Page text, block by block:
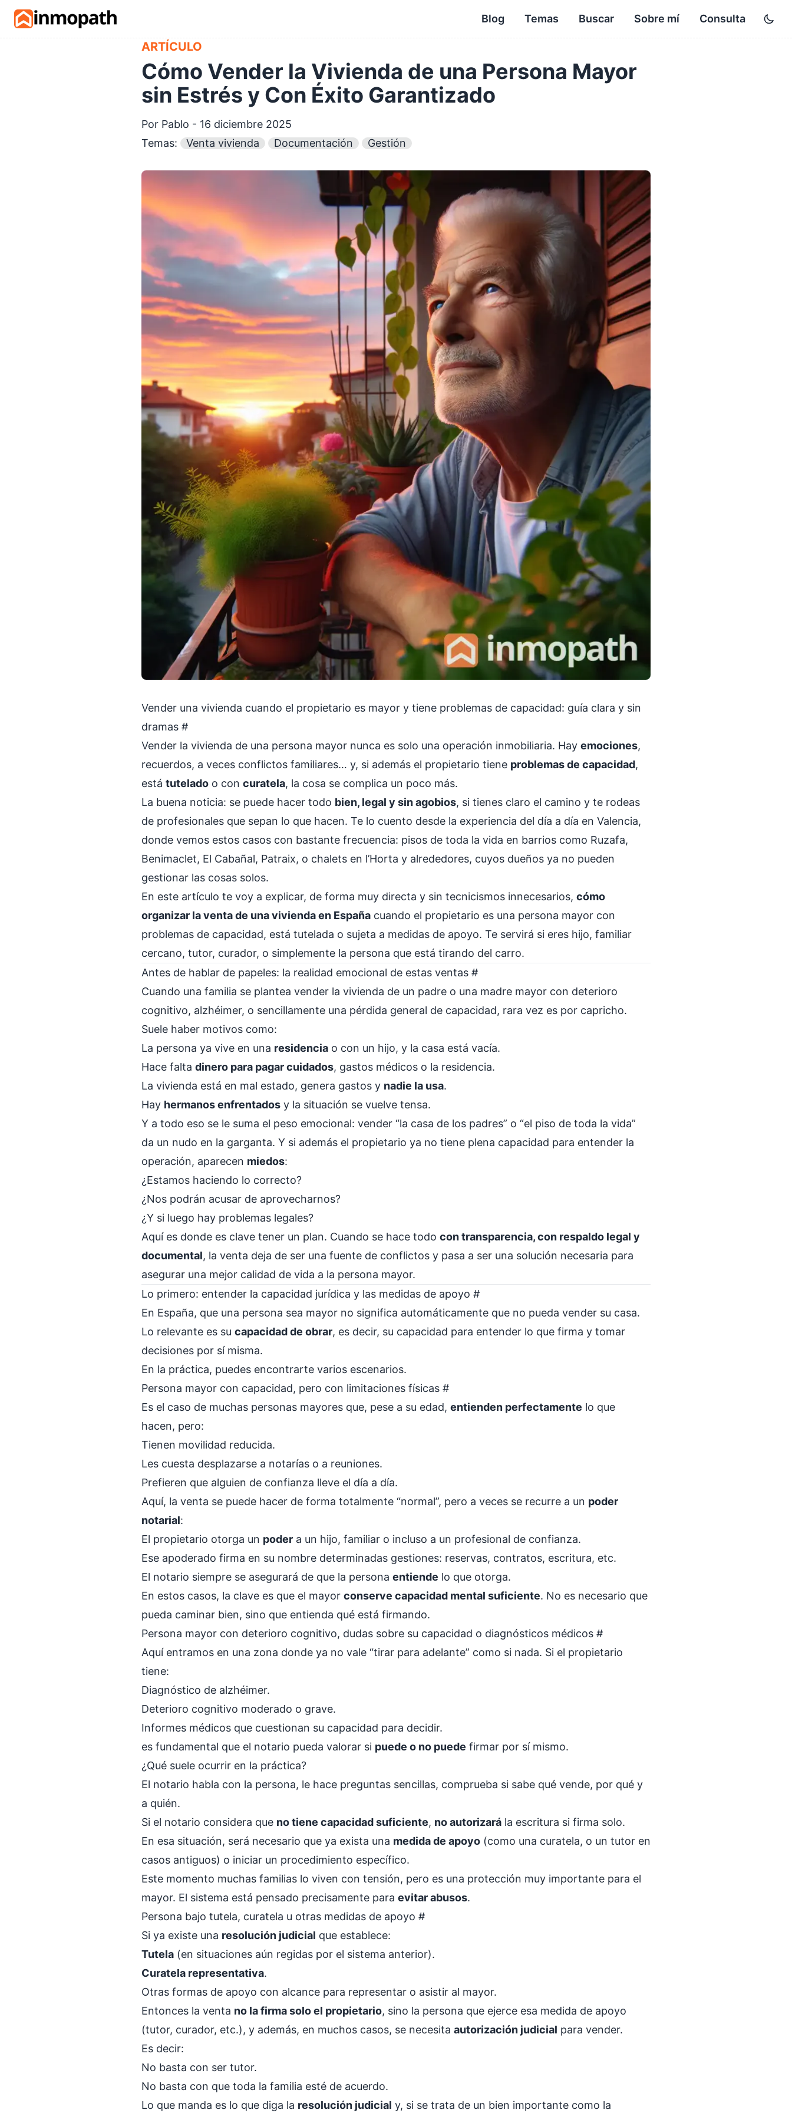
Skip to main content
Blog Temas Buscar Sobre mí Consulta
ARTÍCULO
Cómo Vender la Vivienda de una Persona Mayor
sin Estrés y Con Éxito Garantizado
Por Pablo - 16 diciembre 2025
Temas:
Venta vivienda Documentación Gestión
Vender una vivienda cuando el propietario es mayor y tiene problemas de capacidad: guía clara y sin
dramas #
Vender la vivienda de una persona mayor nunca es solo una operación inmobiliaria. Hay emociones,
recuerdos, a veces conflictos familiares… y, si además el propietario tiene problemas de capacidad,
está tutelado o con curatela, la cosa se complica un poco más.
La buena noticia: se puede hacer todo bien, legal y sin agobios, si tienes claro el camino y te rodeas
de profesionales que sepan lo que hacen. Te lo cuento desde la experiencia del día a día en Valencia,
donde vemos estos casos con bastante frecuencia: pisos de toda la vida en barrios como Ruzafa,
Benimaclet, El Cabañal, Patraix, o chalets en l’Horta y alrededores, cuyos dueños ya no pueden
gestionar las cosas solos.
En este artículo te voy a explicar, de forma muy directa y sin tecnicismos innecesarios, cómo
organizar la venta de una vivienda en España cuando el propietario es una persona mayor con
problemas de capacidad, está tutelada o sujeta a medidas de apoyo. Te servirá si eres hijo, familiar
cercano, tutor, curador, o simplemente la persona que está tirando del carro.
Antes de hablar de papeles: la realidad emocional de estas ventas #
Cuando una familia se plantea vender la vivienda de un padre o una madre mayor con deterioro
cognitivo, alzhéimer, o sencillamente una pérdida general de capacidad, rara vez es por capricho.
Suele haber motivos como:
La persona ya vive en una residencia o con un hijo, y la casa está vacía.
Hace falta dinero para pagar cuidados, gastos médicos o la residencia.
La vivienda está en mal estado, genera gastos y nadie la usa.
Hay hermanos enfrentados y la situación se vuelve tensa.
Y a todo eso se le suma el peso emocional: vender “la casa de los padres” o “el piso de toda la vida”
da un nudo en la garganta. Y si además el propietario ya no tiene plena capacidad para entender la
operación, aparecen miedos:
¿Estamos haciendo lo correcto?
¿Nos podrán acusar de aprovecharnos?
¿Y si luego hay problemas legales?
Aquí es donde es clave tener un plan. Cuando se hace todo con transparencia, con respaldo legal y
documental, la venta deja de ser una fuente de conflictos y pasa a ser una solución necesaria para
asegurar una mejor calidad de vida a la persona mayor.
Lo primero: entender la capacidad jurídica y las medidas de apoyo #
En España, que una persona sea mayor no significa automáticamente que no pueda vender su casa.
Lo relevante es su capacidad de obrar, es decir, su capacidad para entender lo que firma y tomar
decisiones por sí misma.
En la práctica, puedes encontrarte varios escenarios.
Persona mayor con capacidad, pero con limitaciones físicas #
Es el caso de muchas personas mayores que, pese a su edad, entienden perfectamente lo que
hacen, pero:
Tienen movilidad reducida.
Les cuesta desplazarse a notarías o a reuniones.
Prefieren que alguien de confianza lleve el día a día.
Aquí, la venta se puede hacer de forma totalmente “normal”, pero a veces se recurre a un poder
notarial:
El propietario otorga un poder a un hijo, familiar o incluso a un profesional de confianza.
Ese apoderado firma en su nombre determinadas gestiones: reservas, contratos, escritura, etc.
El notario siempre se asegurará de que la persona entiende lo que otorga.
En estos casos, la clave es que el mayor conserve capacidad mental suficiente. No es necesario que
pueda caminar bien, sino que entienda qué está firmando.
Persona mayor con deterioro cognitivo, dudas sobre su capacidad o diagnósticos médicos #
Aquí entramos en una zona donde ya no vale “tirar para adelante” como si nada. Si el propietario
tiene:
Diagnóstico de alzhéimer.
Deterioro cognitivo moderado o grave.
Informes médicos que cuestionan su capacidad para decidir.
es fundamental que el notario pueda valorar si puede o no puede firmar por sí mismo.
¿Qué suele ocurrir en la práctica?
El notario habla con la persona, le hace preguntas sencillas, comprueba si sabe qué vende, por qué y
a quién.
Si el notario considera que no tiene capacidad suficiente, no autorizará la escritura si firma solo.
En esa situación, será necesario que ya exista una medida de apoyo (como una curatela, o un tutor en
casos antiguos) o iniciar un procedimiento específico.
Este momento muchas familias lo viven con tensión, pero es una protección muy importante para el
mayor. El sistema está pensado precisamente para evitar abusos.
Persona bajo tutela, curatela u otras medidas de apoyo #
Si ya existe una resolución judicial que establece:
Tutela (en situaciones aún regidas por el sistema anterior).
Curatela representativa.
Otras formas de apoyo con alcance para representar o asistir al mayor.
Entonces la venta no la firma solo el propietario, sino la persona que ejerce esa medida de apoyo
(tutor, curador, etc.), y además, en muchos casos, se necesita autorización judicial para vender.
Es decir:
No basta con ser tutor.
No basta con que toda la familia esté de acuerdo.
Lo que manda es lo que diga la resolución judicial y, si se trata de un bien importante como la